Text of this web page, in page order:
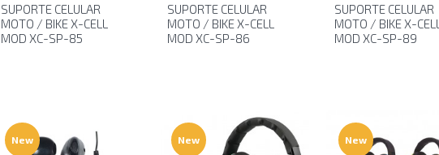
SUPORTE CELULAR
MOTO / BIKE X-CELL
MOD XC-SP-85
SUPORTE CELULAR
MOTO / BIKE X-CELL
MOD XC-SP-86
SUPORTE CELULAR
MOTO / BIKE X-CELL
MOD XC-SP-89
New New New